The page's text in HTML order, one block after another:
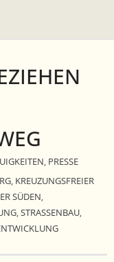
, PRESSE
, KREUZUNGSFREIER
SÜDEN,
, STRASSENBAU ,